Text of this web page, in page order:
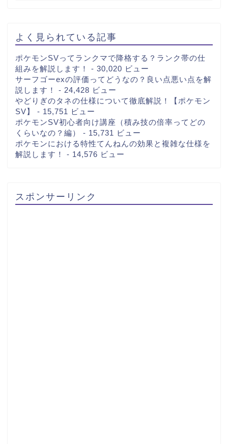
よく見られている記事
ポケモンSVってランクマで降格する？ランク帯の仕
組みを解説します！
- 30,020 ビュー
サーフゴーexの評価ってどうなの？良い点悪い点を解
説します！
- 24,428 ビュー
やどりぎのタネの仕様について徹底解説！【ポケモン
SV】
- 15,751 ビュー
ポケモンSV初心者向け講座（積み技の倍率ってどの
くらいなの？編）
- 15,731 ビュー
ポケモンにおける特性てんねんの効果と複雑な仕様を
解説します！
- 14,576 ビュー
スポンサーリンク